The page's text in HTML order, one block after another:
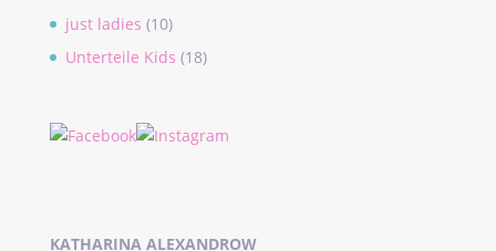
just ladies (10)
Unterteile Kids (18)
KATHARINA ALEXANDROW